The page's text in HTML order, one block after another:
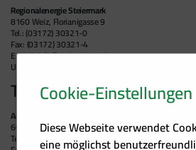
Regionalenergie Steiermark
8160 Weiz, Florianigasse 9
Tel.: (03172) 30321-0
Fax: (03172) 30321-4
E-Mail:info@regionalenergie.at
URL:
Tirol
Amt der Tiroler Landesregierung, Abt. Energierecht
6020 Innsbruck, Heiliggeiststraße 7-8 (Landhaus 2)
Tel.: (0512) 508-2472
Cookie-Einstellungen
Diese Webseite verwendet
eine möglichst